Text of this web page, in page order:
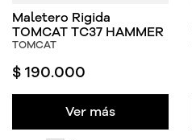
Maletero Rigida
TOMCAT TC37 HAMMER
TOMCAT
$ 190.000
Ver más